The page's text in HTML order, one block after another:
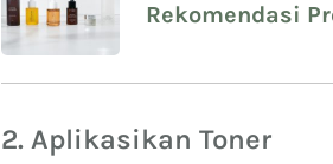
Rekomendasi
2. Aplikasikan Toner